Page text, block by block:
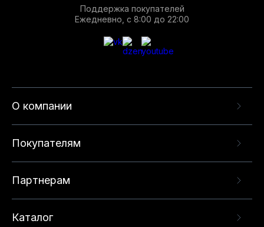
О компании
Покупателям
Партнерам
Каталог
Поддержка покупателей
Ежедневно, с 8:00 до 22:00